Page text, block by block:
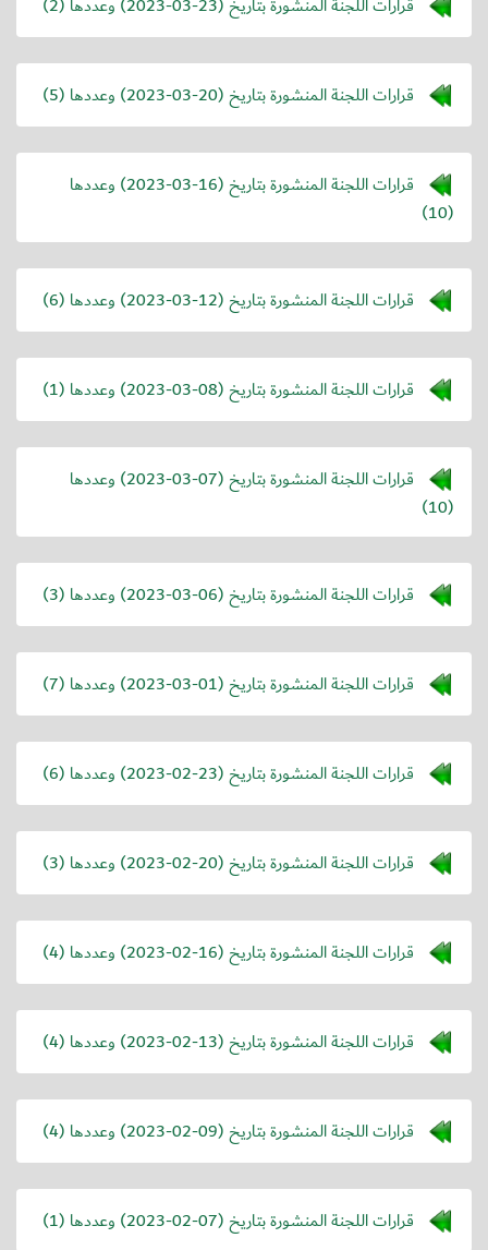
قرارات اللجنة المنشورة بتاريخ (2023-03-20) وعددها (5)
قرارات اللجنة المنشورة بتاريخ (2023-03-16) وعددها
(10)
قرارات اللجنة المنشورة بتاريخ (2023-03-12) وعددها (6)
قرارات اللجنة المنشورة بتاريخ (2023-03-08) وعددها (1)
قرارات اللجنة المنشورة بتاريخ (2023-03-07) وعددها
(10)
قرارات اللجنة المنشورة بتاريخ (2023-03-06) وعددها (3)
قرارات اللجنة المنشورة بتاريخ (2023-03-01) وعددها (7)
قرارات اللجنة المنشورة بتاريخ (2023-02-23) وعددها (6)
قرارات اللجنة المنشورة بتاريخ (2023-02-20) وعددها (3)
قرارات اللجنة المنشورة بتاريخ (2023-02-16) وعددها (4)
قرارات اللجنة المنشورة بتاريخ (2023-02-13) وعددها (4)
قرارات اللجنة المنشورة بتاريخ (2023-02-09) وعددها (4)
قرارات اللجنة المنشورة بتاريخ (2023-02-07) وعددها (1)